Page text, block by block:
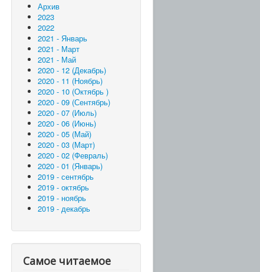
Архив
2023
2022
2021 - Январь
2021 - Март
2021 - Май
2020 - 12 (Декабрь)
2020 - 11 (Ноябрь)
2020 - 10 (Октябрь )
2020 - 09 (Сентябрь)
2020 - 07 (Июль)
2020 - 06 (Июнь)
2020 - 05 (Май)
2020 - 03 (Март)
2020 - 02 (Февраль)
2020 - 01 (Январь)
2019 - сентябрь
2019 - октябрь
2019 - ноябрь
2019 - декабрь
Самое читаемое